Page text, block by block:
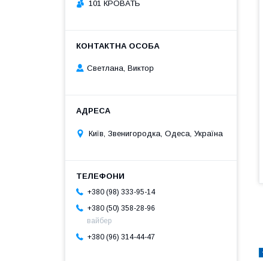
101 КРОВАТЬ
Светлана, Виктор
Київ, Звенигородка, Одеса, Україна
+380 (98) 333-95-14
+380 (50) 358-28-96
вайбер
+380 (96) 314-44-47